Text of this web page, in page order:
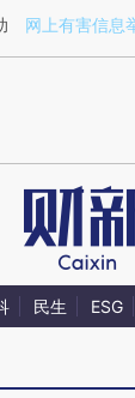
网上有害信息
民生 ESG